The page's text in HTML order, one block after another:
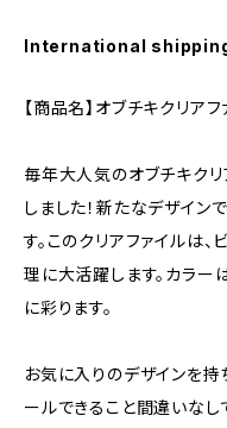
International
【商品名】オブチキクリア
毎年大人気のオブチキク
しました！新たなデザイン
す。このクリアファイルは
理に大活躍します。カラー
に彩ります。
お気に入りのデザインを
ールできること間違いなし